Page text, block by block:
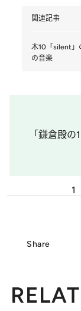
関連記事
木10「silent」
の音楽
「鎌倉殿
1
Share